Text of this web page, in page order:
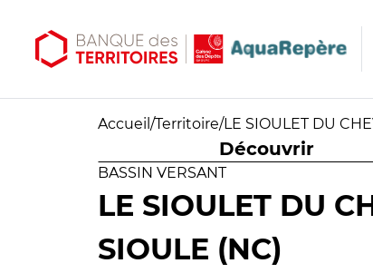
Accueil /Territoire/LE SIOULET DU
Découvrir
BASSIN VERSANT
LE SIOULET DU
SIOULE (NC)